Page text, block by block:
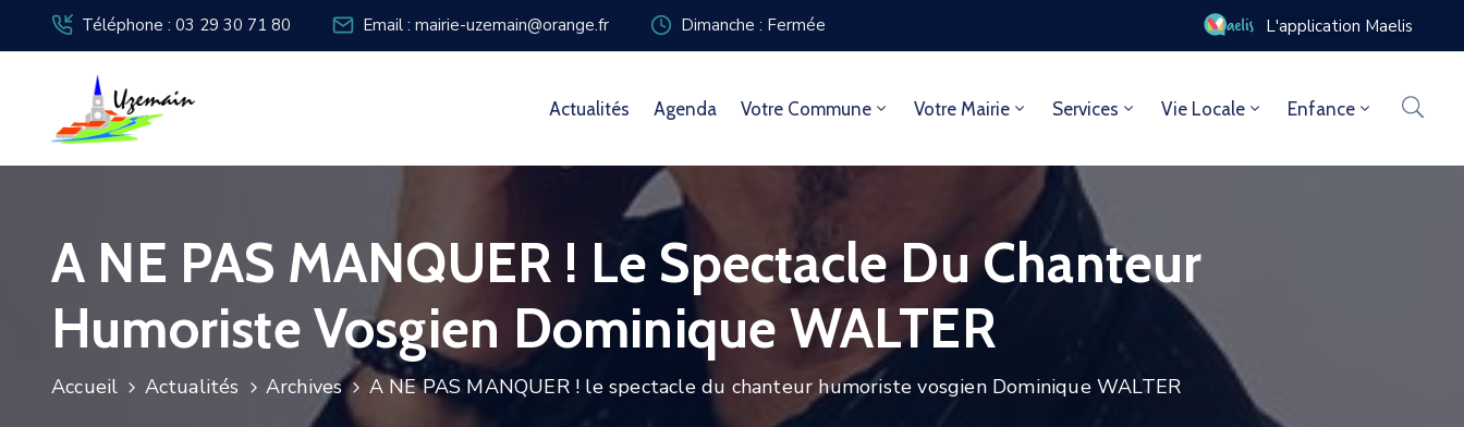
Téléphone : 03 29 30 71 80 Email : mairie-uzemain@orange.fr Dimanche : Fermée L'application Maelis
Actualités Agenda Votre Commune Votre Mairie Services Vie Locale Enfance
A NE PAS MANQUER ! Le Spectacle Du Chanteur
Humoriste Vosgien Dominique WALTER
Accueil Actualités Archives A NE PAS MANQUER ! le spectacle du chanteur humoriste vosgien Dominique WALTER